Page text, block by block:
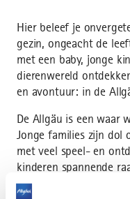
Hier beleef je
gezin, ongeacht de
met een baby, jonge
dierenwereld
en avontuur: in de
De Allgäu is een waar
Jonge families zijn dol
met veel speel- en
kinderen spannende
detectiveroutes